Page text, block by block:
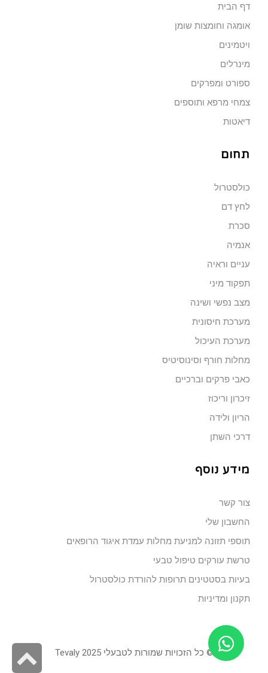
דף הבית
אומגה וחומצות שומן
ויטמינים
מינרלים
ספורט ומפרקים
צמחי מרפא ותוספים
דיאטות
תחום
כולסטרול
לחץ דם
סכרת
אנמיה
עניים וראיה
תפקוד מיני
מצב נפשי ושינה
מערכת חיסונית
מערכת העיכול
מחלות חורף וסינוסיטיס
כאבי פרקים וברכיים
זיכרון וריכוז
הריון ולידה
דרכי השתן
מידע נוסף
צור קשר
החשבון שלי
תוספי תזונה למניעת מחלות עמדת איגוד הרופאים
טרשת עורקים טיפול טבעי
בעיות בסטטינים תרופות להורדת כולסטרול
תקנון ומדיניות
© כל הזכויות שמורות לטבעלי 2025 Tevaly